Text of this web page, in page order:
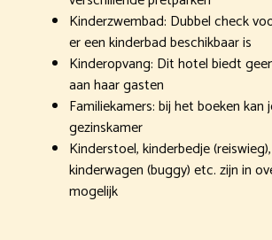
Kinderzwembad: Dubbel check
er een kinderbad beschikbaar is
Kinderopvang: Dit hotel biedt
aan haar gasten
Familiekamers: bij het boeken kan
gezinskamer
Kinderstoel, kinderbedje
kinderwagen (buggy) etc. zijn in
mogelijk